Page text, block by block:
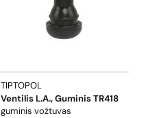
TIPTOPOL
Ventilis L.a., Guminis TR418
guminis vožtuvas